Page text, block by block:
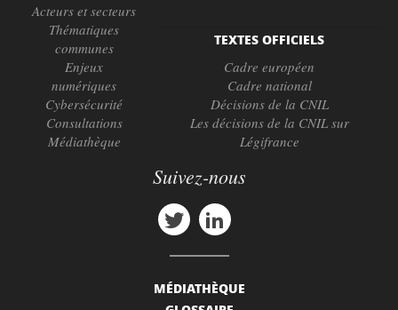
Acteurs et secteurs
Thématiques
communes
Enjeux
numériques
Cybersécurité
Consultations
Médiathèque
TEXTES OFFICIELS
Cadre européen
Cadre national
Décisions de la CNIL
Les décisions de la CNIL sur
Légifrance
Suivez-nous
MÉDIATHÈQUE